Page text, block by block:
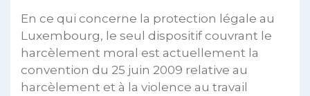
En ce qui concerne la protection légale au
Luxembourg, le seul dispositif couvrant le
harcèlement moral est actuellement la
convention du 25 juin 2009 relative au
harcèlement et à la violence au travail